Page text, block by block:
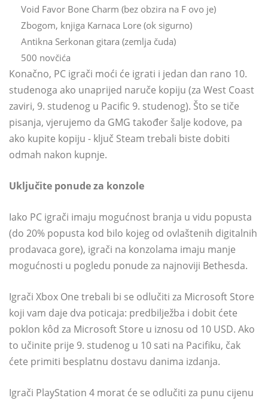
Void Favor Bone Charm (bez obzira na F ovo je)
Zbogom, knjiga Karnaca Lore (ok sigurno)
Antikna Serkonan gitara (zemlja čuda)
500 novčića
Konačno, PC igrači moći će igrati i jedan dan rano 10.
studenoga ako unaprijed naruče kopiju (za West Coast
zaviri, 9. studenog u Pacific 9. studenog). Što se tiče
pisanja, vjerujemo da GMG također šalje kodove, pa
ako kupite kopiju - ključ Steam trebali biste dobiti
odmah nakon kupnje.
Uključite ponude za konzole
Iako PC igrači imaju mogućnost branja u vidu popusta
(do 20% popusta kod bilo kojeg od ovlaštenih digitalnih
prodavaca gore), igrači na konzolama imaju manje
mogućnosti u pogledu ponude za najnoviji Bethesda.
Igrači Xbox One trebali bi se odlučiti za Microsoft Store
koji vam daje dva poticaja: predbilježba i dobit ćete
poklon kôd za Microsoft Store u iznosu od 10 USD. Ako
to učinite prije 9. studenog u 10 sati na Pacifiku, čak
ćete primiti besplatnu dostavu danima izdanja.
Igrači PlayStation 4 morat će se odlučiti za punu cijenu